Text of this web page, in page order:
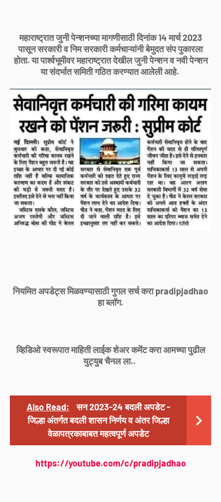
महाराष्ट्रात जुनी पेन्शनच्या मागणीसाठी दिनांक 14 मार्च 2023
पासून सरकारी व निम सरकारी कर्मचाऱ्यांनी बेमुदत संप पुकारला
होता. या पार्श्वभूमीवर महाराष्ट्रात देखील जुनी पेन्शन व नवी पेन्शन
या संदर्भात समिती गठित करण्यात आलेली आहे.
नियमित अपडेट्स मिळवण्यासाठी गुगल सर्च करा pradipjadhao
हा ब्लॉग.
व्हिडिओ स्वरूपात माहिती लाईक शेअर कमेंट करा आमच्या पुढील
युट्युब चैनल ला..
Also Read:
सन 2023-24 बदली अपडेट -
जिल्हा अंतर्गत बदली शासन निर्णय व अंतर जिल्हा
वेळापत्रकाबाबत महत्वपूर्ण अपडेट
https://youtube.com/c/pradipjadhao